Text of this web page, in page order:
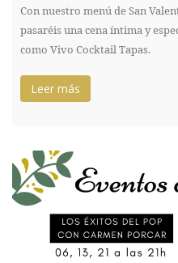
Con nuestro menú de San
pasaréis una cena íntima y
como Vivo Cocktail Tapas.
Leer más